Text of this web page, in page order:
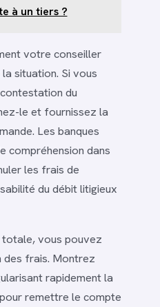
à un tiers ?
votre conseiller
situation. Si vous
du
le et fournissez la
Les banques
compréhension dans
les frais de
du débit litigieux
totale, vous pouvez
des frais. Montrez
rapidement la
remettre le compte